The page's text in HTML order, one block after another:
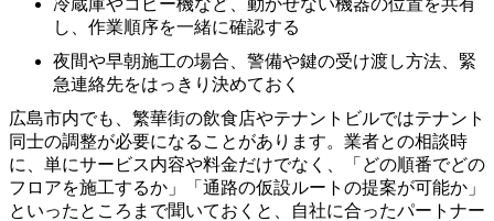
し、作業順序を一緒に確認する
夜間や早朝施工の場合、警備や鍵の受け渡し方法、緊
急連絡先をはっきり決めておく
広島市内でも、繁華街の飲食店やテナントビルではテナント
同士の調整が必要になることがあります。業者との相談時
に、単にサービス内容や料金だけでなく、「どの順番でどの
フロアを施工するか」「通路の仮設ルートの提案が可能か」
といったところまで聞いておくと、自社に合ったパートナー